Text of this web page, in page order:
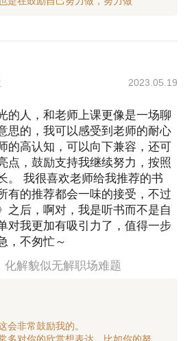
2023.05.19
的人，和老师上课更像是一场聊
思的，我可以感受到老师的耐心
的高认知，可以向下兼容，还可
点，鼓励支持我继续努力，按照
。 我很喜欢老师给我推荐的书
有的推荐都会一味的接受，不过
之后，啊对，我是听书而不是自
对我更加有吸引力了，值得一步
，不匆忙～
化解貌似无解职场难题
会非常鼓励我的。